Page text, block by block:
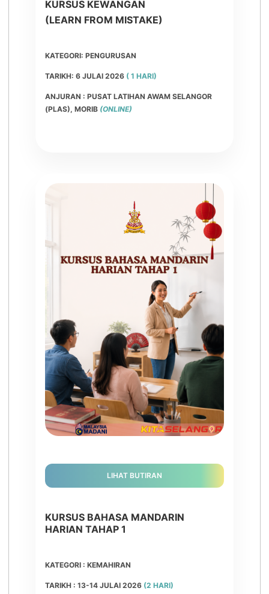
KURSUS KEWANGAN
(LEARN FROM MISTAKE)
KATEGORI: PENGURUSAN
TARIKH: 6 JULAI 2026 ( 1 HARI)
ANJURAN : PUSAT LATIHAN AWAM SELANGOR
(PLAS), MORIB (ONLINE)
LIHAT BUTIRAN
KURSUS BAHASA MANDARIN
HARIAN TAHAP 1
KATEGORI : KEMAHIRAN
TARIKH : 13-14 JULAI 2026 (2 HARI)